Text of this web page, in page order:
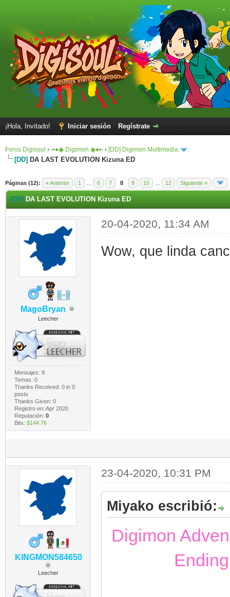
¡Hola, Invitado! Iniciar sesión Regístrate
Foros Digisoul › ◦•●◉ Digimon ◉●•◦ › [DD] Digimon Multimedia
[DD] DA LAST EVOLUTION Kizuna ED
Páginas (12): « Anterior 1 6 7 8 9 10 12 Siguiente »
[DD] DA LAST EVOLUTION Kizuna ED
MagoBryan
Leecher
Mensajes: 9
Temas: 0
Thanks Received: 0in 0
posts
Thanks Given: 0
Registro en: Apr 2020
Reputación: 0
Bits: $144.76
20-04-2020, 11:34 AM
Wow, que linda
KINGMON584650
Leecher
23-04-2020, 10:31 PM
Miyako escribió:
Digimon